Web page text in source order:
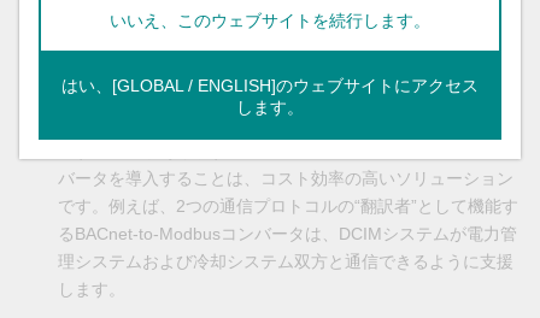
器の交換が困難な場合には、DCIMシステムがレガシー機器
を含むすべての重要機器を監視・制御できるよう回避策を検
バータを導入することは、コスト効率の高いソリューション
です。例えば、2つの通信プロトコルの“翻訳者”として機能す
るBACnet-to-Modbusコンバータは、DCIMシステムが電力管
理システムおよび冷却システム双方と通信できるように支援
します。
いいえ、このウェブサイトを続行します。
はい、[GLOBAL / ENGLISH]のウェブサイトにアクセス
します。